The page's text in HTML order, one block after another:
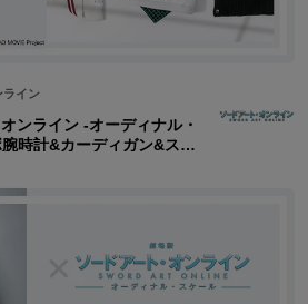
ライン
ンライン -オーディナル・
時計&カーディガン&スニ